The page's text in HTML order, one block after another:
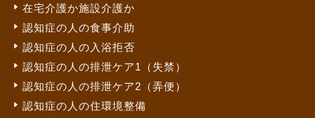
在宅介護か施設介護か
認知症の人の食事介助
認知症の人の入浴拒否
認知症の人の排泄ケア1（失禁）
認知症の人の排泄ケア2（弄便）
認知症の人の住環境整備